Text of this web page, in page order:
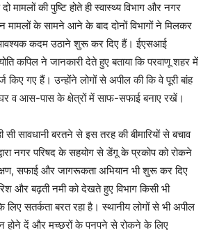
मामलों की पुष्टि होते ही स्वास्थ्य विभाग और नगर
मामलों के सामने आने के बाद दोनों विभागों ने मिलकर
कदम उठाने शुरू कर दिए हैं। ईएसआई
कपिल ने जानकारी देते हुए बताया कि परवाणू शहर में
गए हैं। उन्होंने लोगों से अपील की कि वे पूरी बांह
आस-पास के क्षेत्रों में साफ-सफाई बनाए रखें।
सावधानी बरतने से इस तरह की बीमारियों से बचाव
नगर परिषद के सहयोग से डेंगू के प्रकोप को रोकने
सफाई और जागरूकता अभियान भी शुरू कर दिए
और बढ़ती नमी को देखते हुए विभाग किसी भी
सतर्कता बरत रहा है। स्थानीय लोगों से भी अपील
न होने दें और मच्छरों के पनपने से रोकने के लिए